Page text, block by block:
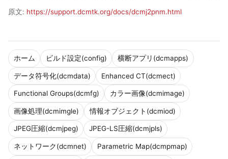
ホーム ビルド設定(config) 横断アプリ(dcmapps)
データ符号化(dcmdata) Enhanced CT(dcmect)
Functional Groups(dcmfg) カラー画像(dcmimage)
画像処理(dcmimgle) 情報オブジェクト(dcmiod)
JPEG圧縮(dcmjpeg) JPEG-LS圧縮(dcmjpls)
ネットワーク(dcmnet) Parametric Map(dcmpmap)
原文: https://support.dcmtk.org/docs/dcmj2pnm.html